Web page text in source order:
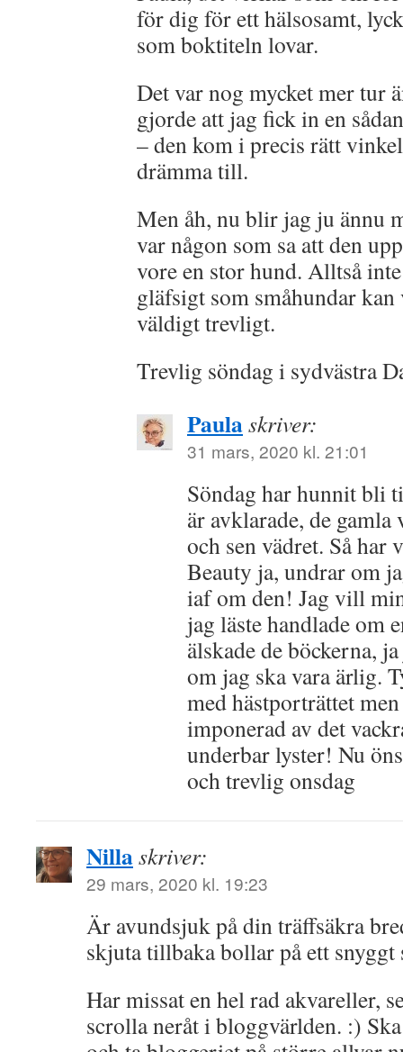
för dig för ett hälsosamt,
som boktiteln lovar.
Det var nog mycket mer tur
gjorde att jag fick in en
– den kom i precis rätt
drämma till.
Men åh, nu blir jag ju ännu
var någon som sa att den
vore en stor hund. Alltså
gläfsigt som småhundar
väldigt trevligt.
Trevlig söndag i sydvästra
Paulaskriver:
31 mars, 2020 kl. 21:01
Söndag har hunnit bli
är avklarade, de
och sen vädret. Så
Beauty ja, undrar om
iaf om den! Jag vill
jag läste handlade om
älskade de böckerna,
om jag ska vara ärlig.
med hästporträttet
imponerad av det
underbar lyster! Nu
och trevlig onsdag
Nillaskriver:
29 mars, 2020 kl. 19:23
Är avundsjuk på din träffsäkra
skjuta tillbaka bollar på ett snyggt
Har missat en hel rad akvareller,
scrolla neråt i bloggvärlden. :)